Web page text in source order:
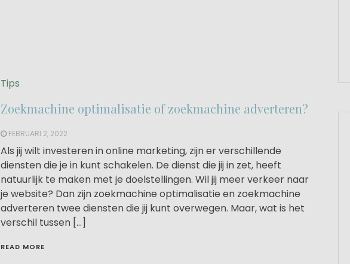
Tips
Zoekmachine optimalisatie of zoekmachine adverteren?
FEBRUARI 2, 2022
Als jij wilt investeren in online marketing, zijn er verschillende
diensten die je in kunt schakelen. De dienst die jij in zet, heeft
natuurlijk te maken met je doelstellingen. Wil jij meer verkeer naar
je website? Dan zijn zoekmachine optimalisatie en zoekmachine
adverteren twee diensten die jij kunt overwegen. Maar, wat is het
verschil tussen […]
READ MORE